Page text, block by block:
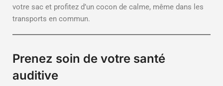
votre sac et profitez d’un cocon de calme, même dans les
transports en commun.
Prenez soin de votre santé
auditive